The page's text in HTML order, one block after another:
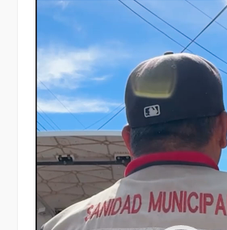
Reproductor
vídeo